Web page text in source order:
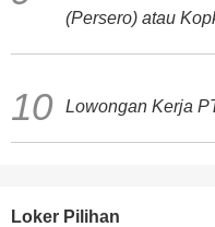
(Persero) atau
Lowongan Kerja
Loker Pilihan